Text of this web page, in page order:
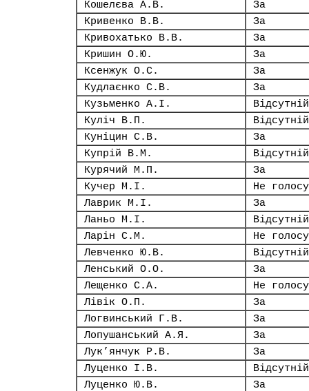
Кошелєва А.В.
За
Кривенко В.В.
За
Кривохатько В.В.
За
Кришин О.Ю.
За
Ксенжук О.С.
За
Кудлаєнко С.В.
За
Кузьменко А.І.
Відсутній
Куліч В.П.
Відсутній
Куніцин С.В.
За
Купрій В.М.
Відсутній
Курячий М.П.
За
Кучер М.І.
Не
Лаврик М.І.
За
Ланьо М.І.
Відсутній
Ларін С.М.
Не
Левченко Ю.В.
Відсутній
Ленський О.О.
За
Лещенко С.А.
Не
Лівік О.П.
За
Логвинський Г.В.
За
Лопушанський А.Я.
За
Лук’янчук Р.В.
За
Луценко І.В.
Відсутній
Луценко Ю.В.
За